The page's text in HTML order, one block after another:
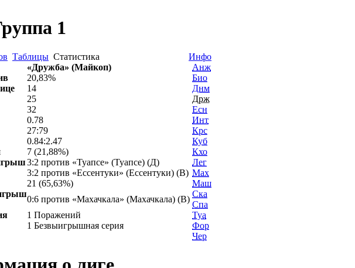
1
Таблицы Статистика
Инфо
«Дружба» (Майкоп)
20,83%
14
25
32
0.78
27:79
0.84:2.47
7 (21,88%)
3:2 против «Туапсе» (Туапсе) (Д)
3:2 против «Ессентуки» (Ессентуки) (В)
21 (65,63%)
0:6 против «Махачкала» (Махачкала) (В)
1 Поражений
1 Безвыигрышная серия
Анж
Био
Днм
Држ
Есн
Инт
Крс
Куб
Кхо
Лег
Мах
Маш
Ска
Спа
Туа
Фор
Чер